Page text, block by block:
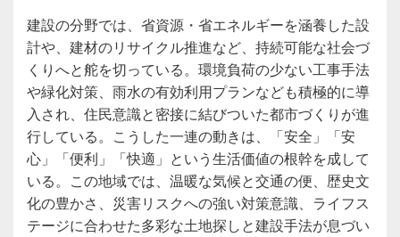
建設の分野では、省資源・省エネルギーを涵養した設
計や、建材のリサイクル推進など、持続可能な社会づ
くりへと舵を切っている。環境負荷の少ない工事手法
や緑化対策、雨水の有効利用プランなども積極的に導
入され、住民意識と密接に結びついた都市づくりが進
行している。こうした一連の動きは、「安全」「安
心」「便利」「快適」という生活価値の根幹を成して
いる。この地域では、温暖な気候と交通の便、歴史文
化の豊かさ、災害リスクへの強い対策意識、ライフス
テージに合わせた多彩な土地探しと建設手法が息づい